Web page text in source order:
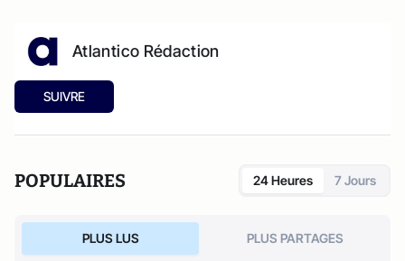
Atlantico Rédaction
SUIVRE
POPULAIRES 24 Heures 7 Jours
PLUS LUS PLUS PARTAGES